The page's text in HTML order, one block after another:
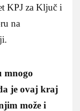
KPJ za Ključ i
na
mnogo
je ovaj kraj
može i